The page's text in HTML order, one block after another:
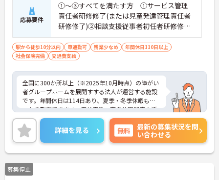
応募要件
①～③すべてを満たす方 ①サービス管理
責任者研修修了(または児童発達管理責任者
研修修了)②相談支援従事者初任者研修修了
(または相談支援従事者実務者研修修了)③普
通自動車運転免許(AT限定可)
駅から徒歩10分以内 車通勤可 残業少なめ
年間休日110日以上
社会保険完備
交通費支給
全国に300か所以上（※2025年10月時点）の障がい
者グループホームを展開すする法人が運営する施設
です。年間休日は114日あり、夏季・冬季休暇もし
っかり取得できます。産前産後・育児休暇制度の活
用実績も豊富で、子育て中の方も多数活躍してお
り、ライフステージに変化があっても安心して長く
働ける環境です。職場では20代から60代まで幅広い
年代のスタッフがそれぞれの経験を活かして活躍し
ています。一般社員研修や外部勉強会受講支援な
ど、スキルアップを支える制度が整っているため安
心です。また、請求・申請業務は本社専門部署が一
詳細を見る 無料
最新の募集状況を問
い合わせる
募集停止